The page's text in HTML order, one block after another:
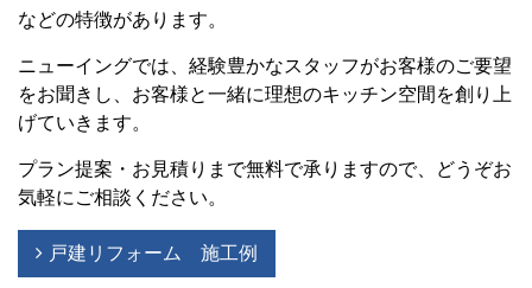
などの特徴があります。
ニューイングでは、経験豊かなスタッフがお客様のご要望
をお聞きし、お客様と一緒に理想のキッチン空間を創り上
げていきます。
プラン提案・お見積りまで無料で承りますので、どうぞお
気軽にご相談ください。
戸建リフォーム 施工例